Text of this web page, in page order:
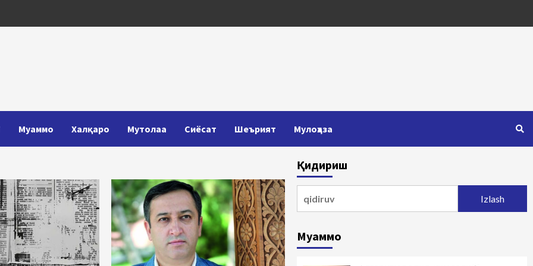
Муаммо Халқаро Мутолаа Сиёсат Шеърият Мулоҳаза
Қидириш
Муаммо